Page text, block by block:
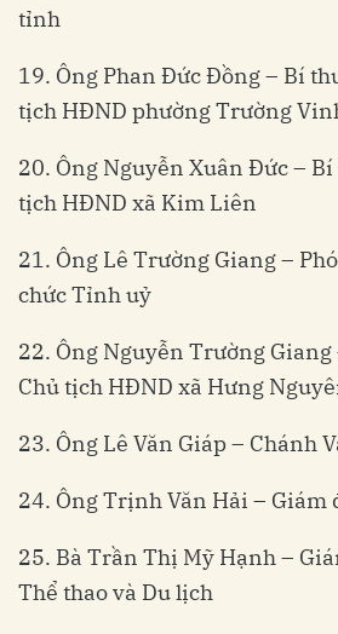
tỉnh
19. Ông Phan Đức Đồng – Bí
tịch HĐND phường Trường
20. Ông Nguyễn Xuân Đức –
tịch HĐND xã Kim Liên
21. Ông Lê Trường Giang –
chức Tỉnh uỷ
22. Ông Nguyễn Trường
Chủ tịch HĐND xã Hưng
23. Ông Lê Văn Giáp – Chánh
24. Ông Trịnh Văn Hải – Giám
25. Bà Trần Thị Mỹ Hạnh –
Thể thao và Du lịch